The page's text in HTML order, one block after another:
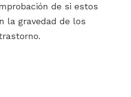
de si estos
la gravedad de los